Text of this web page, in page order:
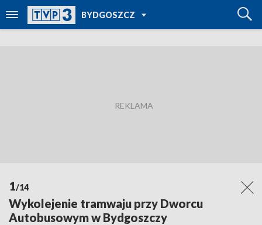
BYDGOSZCZ
TVP REGIONY
1/14
Wykolejenie tramwaju przy Dworcu
Autobusowym w Bydgoszczy